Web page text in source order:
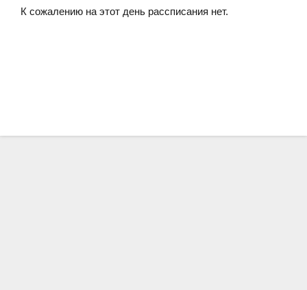
К сожалению на этот день рассписания нет.